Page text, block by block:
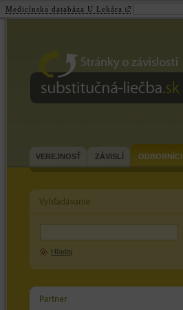
substitučná-liečba.sk
VEREJNOSŤ ZÁVISLÍ ODBORNÍCI
Hľadaj
Medicínska databáza U Lekára